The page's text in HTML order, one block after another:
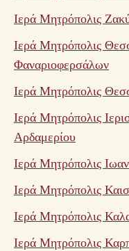
Ιερά Μητρόπολις
Ιερά Μητρόπολις
Φαναριοφερσάλων
Ιερά Μητρόπολις
Ιερά Μητρόπολις
Αρδαμερίου
Ιερά Μητρόπολις
Ιερά Μητρόπολις
Ιερά Μητρόπολις
Ιερά Μητρόπολις